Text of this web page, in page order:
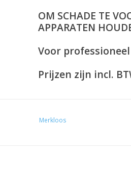
OM SCHADE TE
APPARATEN
Voor
Prijzen zijn incl.
Merkloos